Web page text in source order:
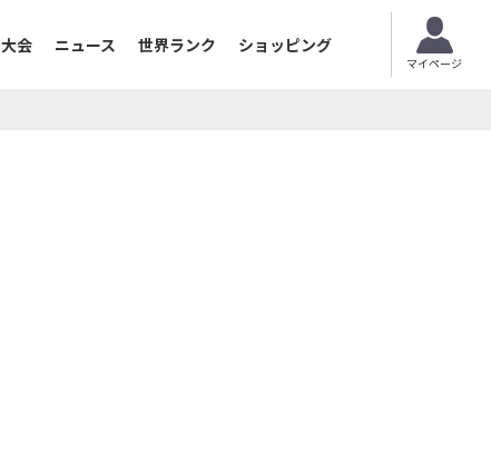
大会 ニュース 世界ランク ショッピング
マイページ